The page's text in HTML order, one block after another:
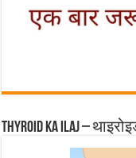
Thyroid ka ilaj –